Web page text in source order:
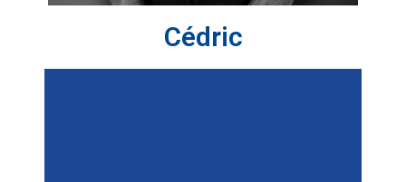
Cédric